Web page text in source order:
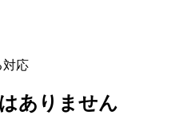
対応
ありません